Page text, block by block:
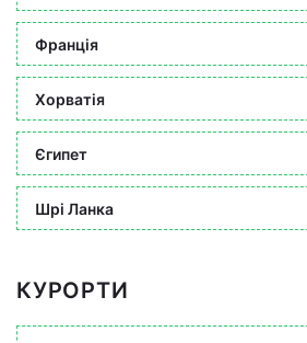
Франція
Хорватія
Єгипет
Шрі Ланка
КУРОРТИ